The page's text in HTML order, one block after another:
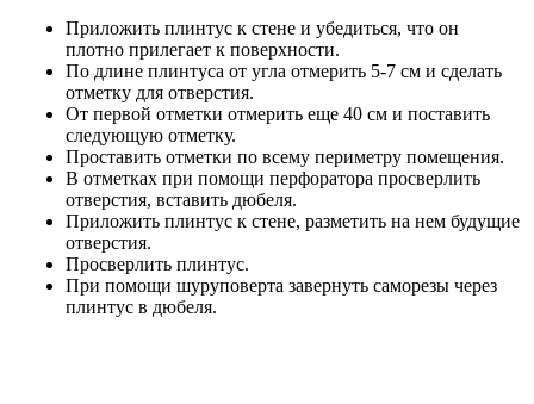
Приложить плинтус к стене и убедиться, что он
плотно прилегает к поверхности.
По длине плинтуса от угла отмерить 5-7 см и сделать
отметку для отверстия.
От первой отметки отмерить еще 40 см и поставить
следующую отметку.
Проставить отметки по всему периметру помещения.
В отметках при помощи перфоратора просверлить
отверстия, вставить дюбеля.
Приложить плинтус к стене, разметить на нем будущие
отверстия.
Просверлить плинтус.
При помощи шуруповерта завернуть саморезы через
плинтус в дюбеля.